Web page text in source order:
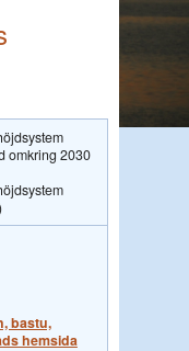
omkring 2030
bastu,
hemsida